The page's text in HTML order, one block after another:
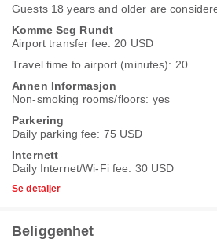
Guests 18 years and older are
Komme Seg Rundt
Airport transfer fee: 20 USD
Travel time to airport (minutes): 20
Annen Informasjon
Non-smoking rooms/floors: yes
Parkering
Daily parking fee: 75 USD
Internett
Daily Internet/Wi-Fi fee: 30 USD
Se detaljer
Beliggenhet